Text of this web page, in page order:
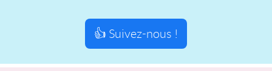
👍 Suivez-nous !